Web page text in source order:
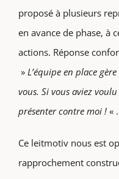
proposé à plusieurs
en avance de phase, à
actions. Réponse
» L’équipe en place
vous. Si vous aviez
présenter contre moi ! «
Ce leitmotiv nous est
rapprochement